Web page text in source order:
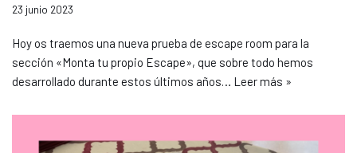
23 junio 2023
Hoy os traemos una nueva prueba de escape room para la
sección «Monta tu propio Escape», que sobre todo hemos
desarrollado durante estos últimos años… Leer más »